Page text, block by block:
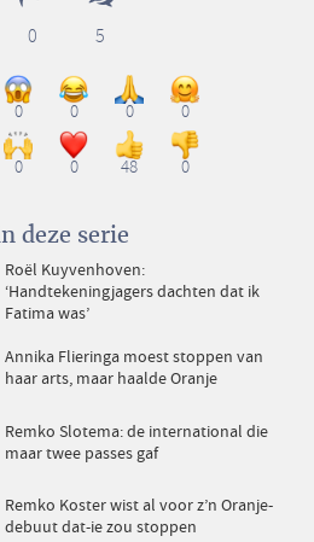
0 5
0 0 0 0
0 0 48 0
deze serie
Roël Kuyvenhoven:
‘Handtekeningjagers dachten dat ik
Fatima was’
Annika Flieringa moest stoppen van
haar arts, maar haalde Oranje
Remko Slotema: de international die
maar twee passes gaf
Remko Koster wist al voor z’n Oranje-
debuut dat-ie zou stoppen